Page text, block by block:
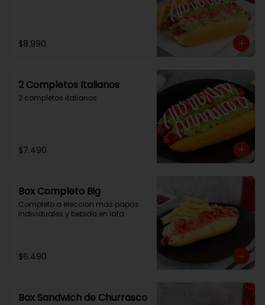
$8.990
2 Completos Italianos
2 completos italianos
$7.490
Box Completo Big
Completo a eleccion mas papas
individuales y bebida en lata
$6.490
Box Sandwich de Churrasco